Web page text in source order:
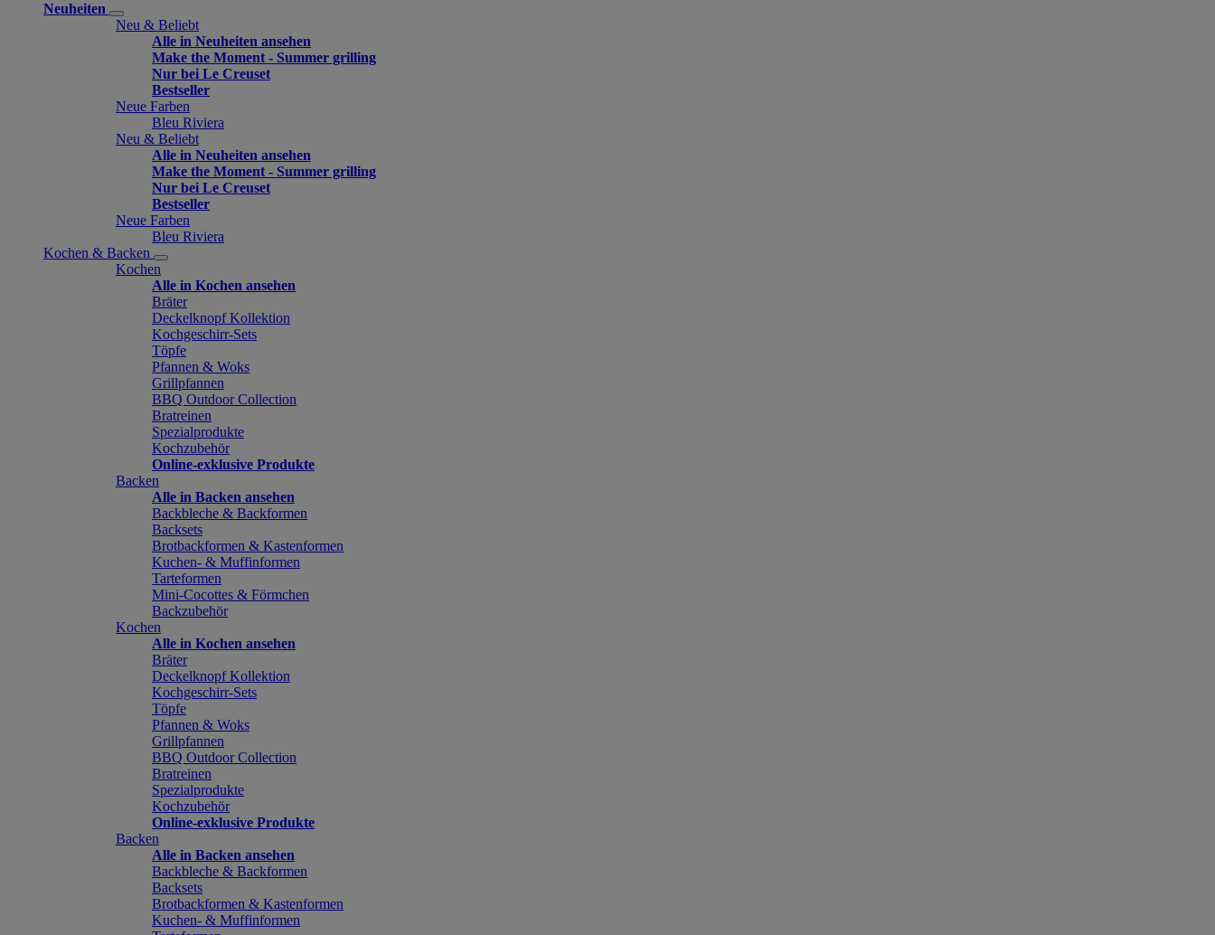
Neuheiten
Neu & Beliebt
Alle in Neuheiten ansehen
Make the Moment - Summer grilling
Nur bei Le Creuset
Bestseller
Neue Farben
Bleu Riviera
Neu & Beliebt
Alle in Neuheiten ansehen
Make the Moment - Summer grilling
Nur bei Le Creuset
Bestseller
Neue Farben
Bleu Riviera
Kochen & Backen
Kochen
Alle in Kochen ansehen
Bräter
Deckelknopf Kollektion
Kochgeschirr-Sets
Töpfe
Pfannen & Woks
Grillpfannen
BBQ Outdoor Collection
Bratreinen
Spezialprodukte
Kochzubehör
Online-exklusive Produkte
Backen
Alle in Backen ansehen
Backbleche & Backformen
Backsets
Brotbackformen & Kastenformen
Kuchen- & Muffinformen
Tarteformen
Mini-Cocottes & Förmchen
Backzubehör
Kochen
Alle in Kochen ansehen
Bräter
Deckelknopf Kollektion
Kochgeschirr-Sets
Töpfe
Pfannen & Woks
Grillpfannen
BBQ Outdoor Collection
Bratreinen
Spezialprodukte
Kochzubehör
Online-exklusive Produkte
Backen
Alle in Backen ansehen
Backbleche & Backformen
Backsets
Brotbackformen & Kastenformen
Kuchen- & Muffinformen